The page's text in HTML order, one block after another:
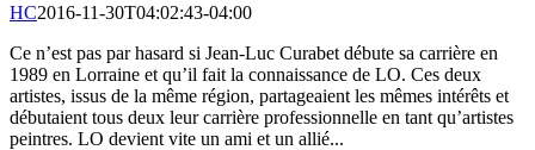
HC2016-11-30T04:02:43-04:00
Ce n’est pas par hasard si Jean-Luc Curabet débute sa carrière en
1989 en Lorraine et qu’il fait la connaissance de LO. Ces deux
artistes, issus de la même région, partageaient les mêmes intérêts et
débutaient tous deux leur carrière professionnelle en tant qu’artistes
peintres. LO devient vite un ami et un allié...